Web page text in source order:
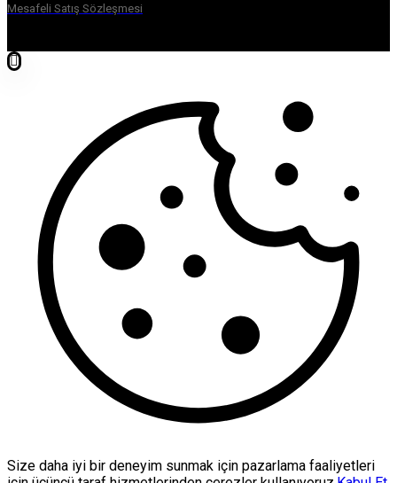
Mesafeli Satış Sözleşmesi
Size daha iyi bir deneyim sunmak için pazarlama faaliyetleri